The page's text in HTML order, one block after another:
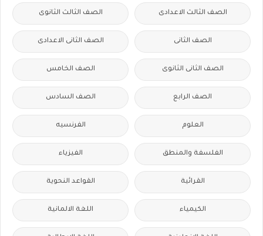
الصف الثالث الاعدادى الصف الثالث الثانوى
الصف الثانى الصف الثانى الاعدادى
الصف الثانى الثانوى الصف الخامس
الصف الرابع الصف السادس
العلوم الفرنسيه
الفلسفة والمنطق الفيزياء
القرائية القواعد النحوية
الكيمياء اللغة الالمانية